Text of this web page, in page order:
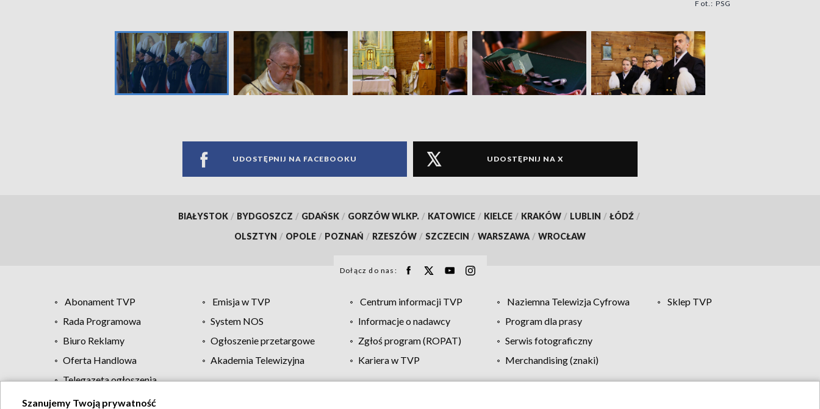
Fot.: PSG
UDOSTĘPNIJ NA FACEBOOKU UDOSTĘPNIJ NA X
BIAŁYSTOK / BYDGOSZCZ / GDAŃSK / GORZÓW WLKP. / KATOWICE / KIELCE / KRAKÓW / LUBLIN / ŁÓDŹ /
OLSZTYN / OPOLE / POZNAŃ / RZESZÓW / SZCZECIN / WARSZAWA / WROCŁAW
Dołącz do nas:
Abonament TVP Emisja w TVP Centrum informacji TVP Naziemna Telewizja Cyfrowa
Sklep TVP
Rada Programowa
System NOS Informacje o nadawcy
Program dla prasy
Biuro Reklamy
Ogłoszenie przetargowe Zgłoś program (ROPAT)
Serwis fotograficzny
Oferta Handlowa
Akademia Telewizyjna Kariera w TVP
Merchandising (znaki)
Telegazeta ogłoszenia
Szanujemy Twoją prywatność